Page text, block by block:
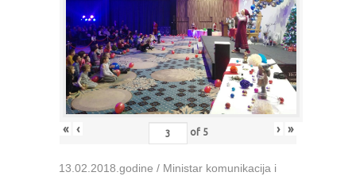
« ‹ of 5 › »
13.02.2018.godine / Ministar komunikacija i